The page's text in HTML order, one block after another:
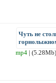
Чуть не
mp4 |